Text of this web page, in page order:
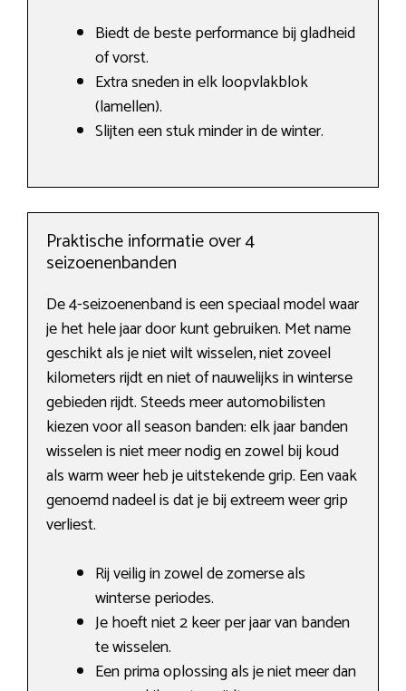
Biedt de beste performance bij gladheid
of vorst.
Extra sneden in elk loopvlakblok
(lamellen).
Slijten een stuk minder in de winter.
Praktische informatie over 4
seizoenenbanden
De 4-seizoenenband is een speciaal model waar
je het hele jaar door kunt gebruiken. Met name
geschikt als je niet wilt wisselen, niet zoveel
kilometers rijdt en niet of nauwelijks in winterse
gebieden rijdt. Steeds meer automobilisten
kiezen voor all season banden: elk jaar banden
wisselen is niet meer nodig en zowel bij koud
als warm weer heb je uitstekende grip. Een vaak
genoemd nadeel is dat je bij extreem weer grip
verliest.
Rij veilig in zowel de zomerse als
winterse periodes.
Je hoeft niet 2 keer per jaar van banden
te wisselen.
Een prima oplossing als je niet meer dan